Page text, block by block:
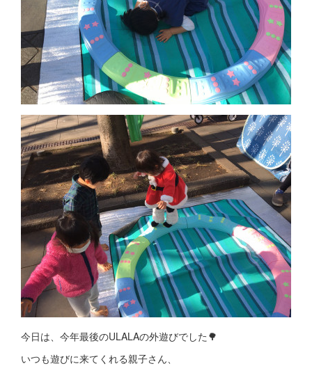
今日は、今年最後のULALAの外遊びでした🌳
いつも遊びに来てくれる親子さん、